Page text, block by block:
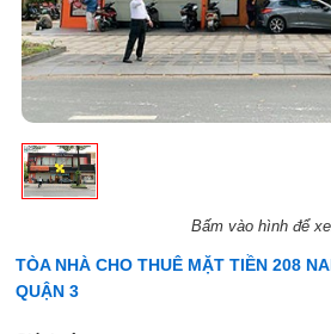
Bấm vào hình để
TÒA NHÀ CHO THUÊ MẶT TIỀN 208
QUẬN 3